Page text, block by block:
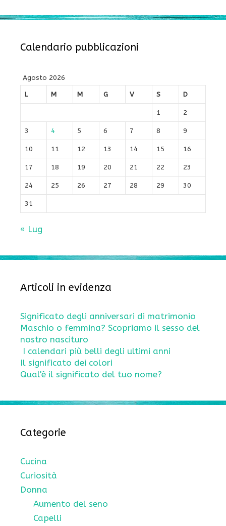
Calendario pubblicazioni
Agosto 2026
L
M M G V S D
1 2
3 4 5 6 7 8 9
10 11 12 13 14 15 16
17 18 19 20 21 22 23
24 25 26 27 28 29 30
31
« Lug
Articoli in evidenza
Significato degli anniversari di matrimonio
Maschio o femmina? Scopriamo il sesso del
nostro nascituro
I calendari più belli degli ultimi anni
Il significato dei colori
Qual'è il significato del tuo nome?
Categorie
Cucina
Curiosità
Donna
Aumento del seno
Capelli